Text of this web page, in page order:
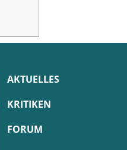
AKTUELLES
KRITIKEN
FORUM